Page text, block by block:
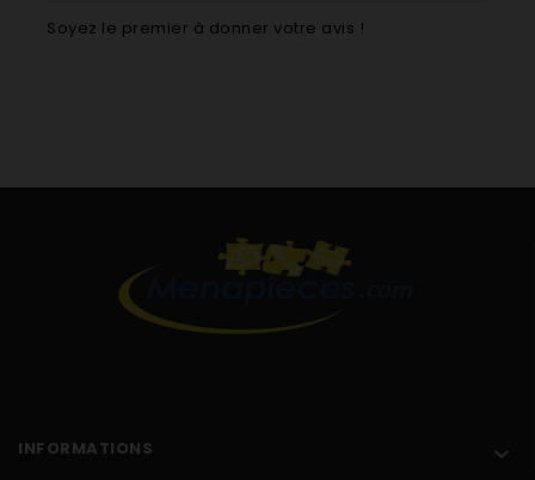
Soyez le premier à donner votre avis !
INFORMATIONS 